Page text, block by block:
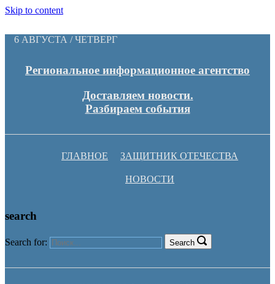
Skip to content
6 АВГУСТА / ЧЕТВЕРГ
Региональное информационное агентство
Доставляем новости.
Разбираем события
ГЛАВНОЕ ЗАЩИТНИК ОТЕЧЕСТВА
НОВОСТИ
search
Search for: Search